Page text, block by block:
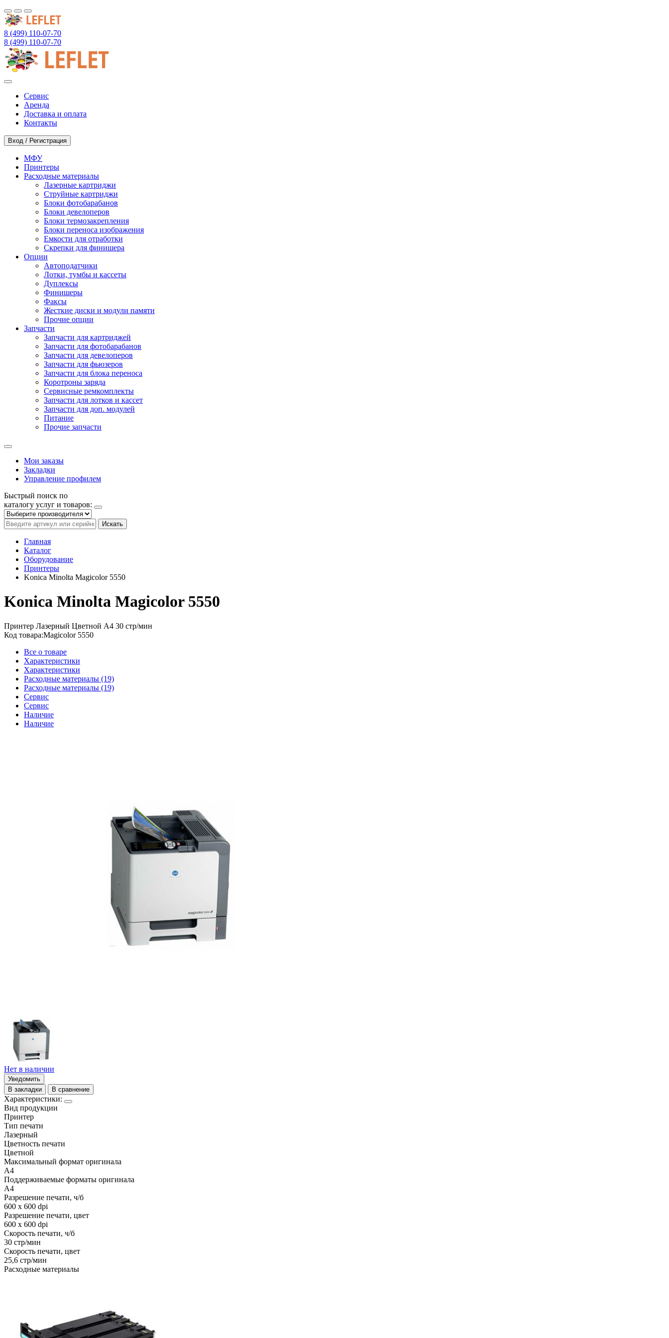
8 (499) 110-07-70
8 (499) 110-07-70
Сервис
Аренда
Доставка и оплата
Контакты
Вход / Регистрация
МФУ
Принтеры
Расходные материалы
Лазерные картриджи
Струйные картриджи
Блоки фотобарабанов
Блоки девелоперов
Блоки термозакрепления
Блоки переноса изображения
Емкости для отработки
Скрепки для финишера
Опции
Автоподатчики
Лотки, тумбы и кассеты
Дуплексы
Финишеры
Факсы
Жесткие диски и модули памяти
Прочие опции
Запчасти
Запчасти для картриджей
Запчасти для фотобарабанов
Запчасти для девелоперов
Запчасти для фьюзеров
Запчасти для блока переноса
Коротроны заряда
Сервисные ремкомплекты
Запчасти для лотков и кассет
Запчасти для доп. модулей
Питание
Прочие запчасти
Мои заказы
Закладки
Управление профилем
Быстрый поиск по
каталогу услуг и товаров:
Искать
Главная
Каталог
Оборудование
Принтеры
Konica Minolta Magicolor 5550
Konica Minolta Magicolor 5550
Принтер Лазерный Цветной A4 30 стр/мин
Код товара:Magicolor 5550
Все о товаре
Характеристики
Характеристики
Расходные материалы (19)
Расходные материалы (19)
Сервис
Сервис
Наличие
Наличие
Нет в наличии
Уведомить
В закладки
В сравнение
Характеристики:
Вид продукции
Принтер
Тип печати
Лазерный
Цветность печати
Цветной
Максимальный формат оригинала
A4
Поддерживаемые форматы оригинала
A4
Разрешение печати, ч/б
600 x 600 dpi
Разрешение печати, цвет
600 x 600 dpi
Скорость печати, ч/б
30 стр/мин
Скорость печати, цвет
25,6 стр/мин
Расходные материалы